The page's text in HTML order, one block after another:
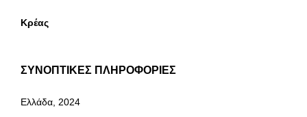
Κρέας
ΣΥΝΟΠΤΙΚΕΣ ΠΛΗΡΟΦΟΡΙΕΣ
Ελλάδα, 2024